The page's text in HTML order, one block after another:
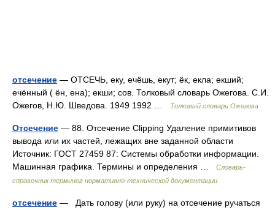
отсечение — ОТСЕЧЬ, еку, ечёшь, екут; ёк, екла; екший;
ечённый ( ён, ена); екши; сов. Толковый словарь Ожегова. С.И.
Ожегов, Н.Ю. Шведова. 1949 1992 …
Толковый словарь Ожегова
Отсечение — 88. Отсечение Clipping Удаление примитивов
вывода или их частей, лежащих вне заданной области
Источник: ГОСТ 27459 87: Системы обработки информации.
Машинная графика. Термины и определения …
Словарь-
справочник терминов нормативно-технической документации
отсечение — Дать голову (или руку) на отсечение ручаться